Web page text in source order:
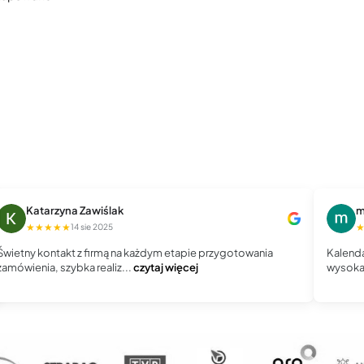
Katarzyna Zawiślak
★★★★★14 sie 2025
Świetny kontakt z firmą na każdym etapie przygotowania
zamówienia, szybka realiz...czytaj więcej